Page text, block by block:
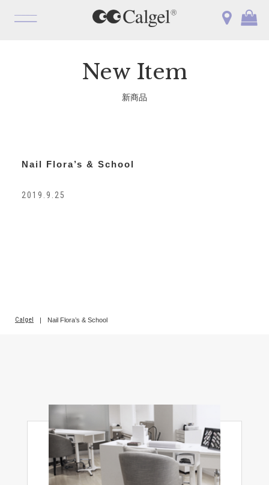
OPEN
New Item
新商品
Nail Flora’s & School
2019.9.25
Calgel | Nail Flora’s & School